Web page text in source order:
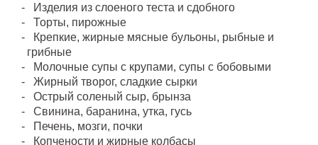
Изделия из слоеного теста и сдобного
Торты, пирожные
Крепкие, жирные мясные бульоны, рыбные и
грибные
Молочные супы с крупами, супы с бобовыми
Жирный творог, сладкие сырки
Острый соленый сыр, брынза
Свинина, баранина, утка, гусь
Печень, мозги, почки
Копчености и жирные колбасы